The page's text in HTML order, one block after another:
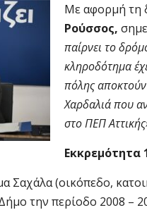
Με αφορμή τη
Ρούσσος,
παίρνει το
κληροδότημα
πόλης αποκτούν
Χαρδαλιά που
στο ΠΕΠ
Εκκρεμότητα
Σαχάλα (οικόπεδο,
την περίοδο 2008 –